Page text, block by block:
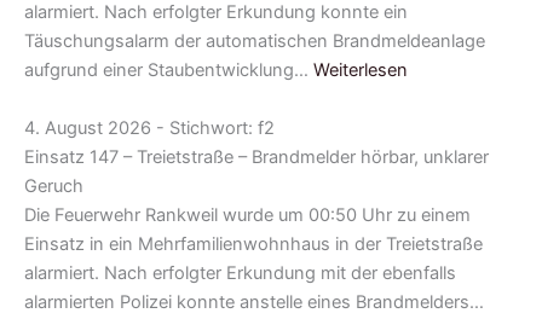
alarmiert. Nach erfolgter Erkundung konnte ein
Täuschungsalarm der automatischen Brandmeldeanlage
aufgrund einer Staubentwicklung… Weiterlesen
4. August 2026 - Stichwort: f2
Einsatz 147 – Treietstraße – Brandmelder hörbar, unklarer
Geruch
Die Feuerwehr Rankweil wurde um 00:50 Uhr zu einem
Einsatz in ein Mehrfamilienwohnhaus in der Treietstraße
alarmiert. Nach erfolgter Erkundung mit der ebenfalls
alarmierten Polizei konnte anstelle eines Brandmelders…